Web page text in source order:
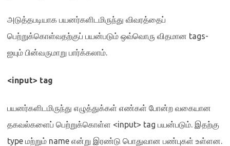
அடுத்தபடியாக பயனர்களிடமிருந்து விவரத்தைப்
பெற்றுக்கொள்வதற்குப் பயன்படும் ஒவ்வொரு விதமான tags-
ஐயும் பின்வருமாறு பார்க்கலாம்.
<input> tag
பயனர்களிடமிருந்து எழுத்துக்கள் எண்கள் போன்ற வகையான
தகவல்களைப் பெற்றுக்கொள்ள <input> tag பயன்படும். இதற்கு
type மற்றும் name என்று இரண்டு பொதுவான பண்புகள் உள்ளன.